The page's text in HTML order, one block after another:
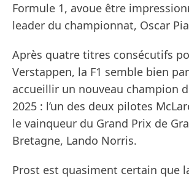
Formule 1, avoue être
leader du championnat, Oscar
Après quatre titres consécutifs
Verstappen, la F1 semble bien
accueillir un nouveau champion
2025 : l’un des deux pilotes
le vainqueur du Grand Prix de
Bretagne, Lando Norris.
Prost est quasiment certain que